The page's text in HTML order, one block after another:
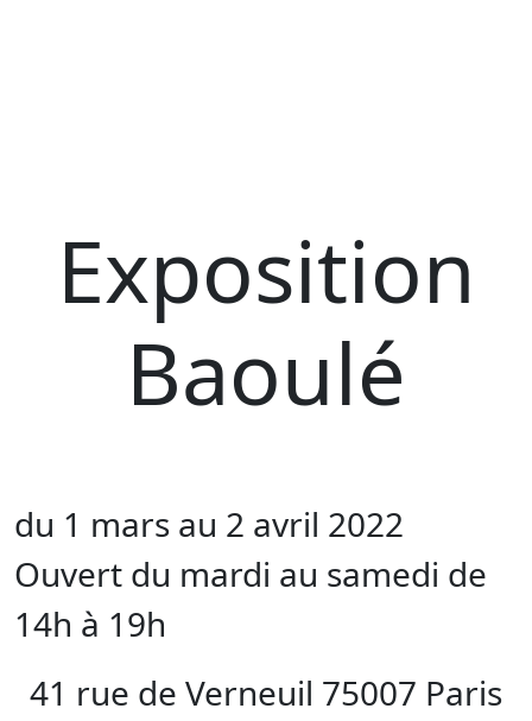
Exposition
Baoulé
du 1 mars au 2 avril 2022
Ouvert du mardi au samedi de
14h à 19h
41 rue de Verneuil 75007 Paris